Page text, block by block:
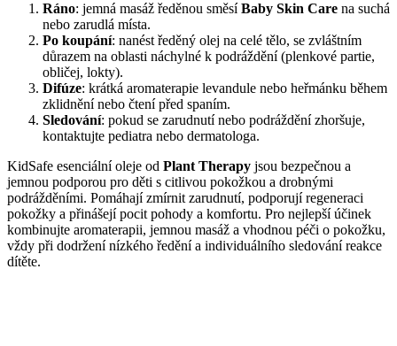
Ráno: jemná masáž ředěnou směsíBaby Skin Care na suchá
nebo zarudlá místa.
Po koupání: nanést ředěný olej na celé tělo, se zvláštním
důrazem na oblasti náchylné k podráždění (plenkové partie,
obličej, lokty).
Difúze: krátká aromaterapie levandule nebo heřmánku během
zklidnění nebo čtení před spaním.
Sledování: pokud se zarudnutí nebo podráždění zhoršuje,
kontaktujte pediatra nebo dermatologa.
KidSafe esenciální oleje od Plant Therapy jsou bezpečnou a
jemnou podporou pro děti s citlivou pokožkou a drobnými
podrážděními. Pomáhají zmírnit zarudnutí, podporují regeneraci
pokožky a přinášejí pocit pohody a komfortu. Pro nejlepší účinek
kombinujte aromaterapii, jemnou masáž a vhodnou péči o pokožku,
vždy při dodržení nízkého ředění a individuálního sledování reakce
dítěte.